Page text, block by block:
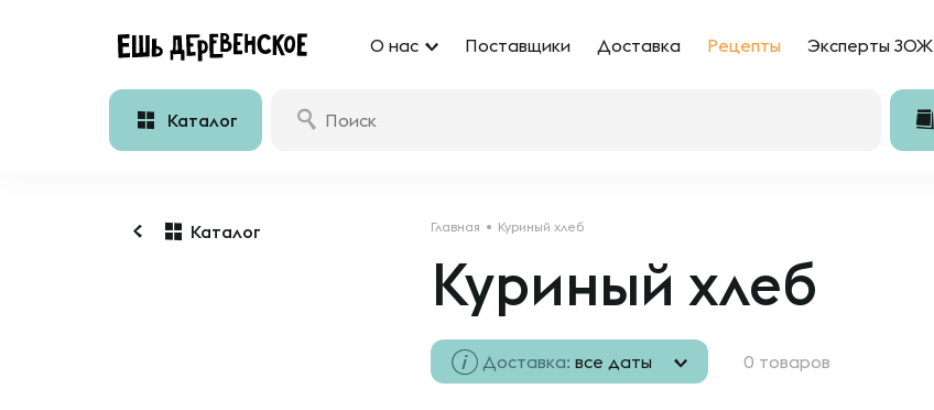
О нас Поставщики Доставка Рецепты Эксперты ЗОЖ
Каталог
Каталог Главная Куриный хлеб
Куриный хлеб
Доставка: все даты 0 товаров